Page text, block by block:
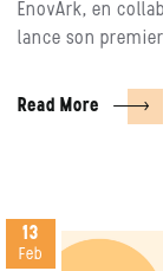
EnovArk, en
lance son
Read More
13
Feb